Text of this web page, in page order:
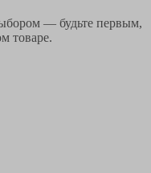
— будьте первым,
товаре.